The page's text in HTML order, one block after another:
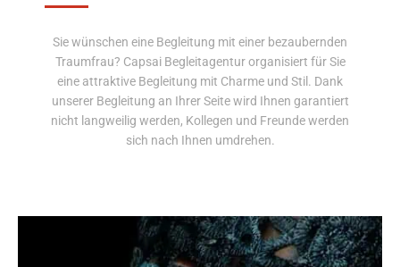
Sie wünschen eine Begleitung mit einer bezaubernden
Traumfrau? Capsai Begleitagentur organisiert für Sie
eine attraktive Begleitung mit Charme und Stil. Dank
unserer Begleitung an Ihrer Seite wird Ihnen garantiert
nicht langweilig werden, Kollegen und Freunde werden
sich nach Ihnen umdrehen.